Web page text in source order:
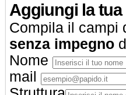
Aggiungi la
Compila il campi
senza impegno
Nome
mail